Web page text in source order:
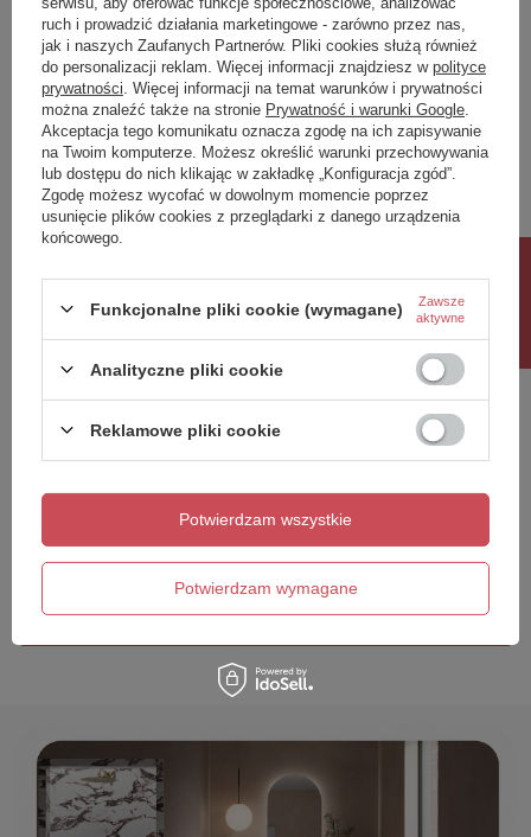
Napisz swoją opinię
Twoja ocena:
5/5
Treść twojej opinii
Dodaj własne zdjęcie produktu:
Wyślij opinię
ruch i prowadzić działania marketingowe - zarówno przez nas,
jak i naszych Zaufanych Partnerów. Pliki cookies służą również
do personalizacji reklam. Więcej informacji znajdziesz w polityce
prywatności . Więcej informacji na temat warunków i prywatności
można znaleźć także na stronie Prywatność i warunki Google
Akceptacja tego komunikatu oznacza zgodę na ich zapisywanie
na Twoim komputerze. Możesz określić warunki przechowywania
lub dostępu do nich klikając w zakładkę „Konfiguracja zgód”.
Zgodę możesz wycofać w dowolnym momencie poprzez
usunięcie plików cookies z przeglądarki z danego urządzenia
końcowego.
Funkcjonalne pliki cookie (wymagane) Zawsze
aktywne
Analityczne pliki cookie
Reklamowe pliki cookie
Potwierdzam wymagane
Potwierdzam wszystkie